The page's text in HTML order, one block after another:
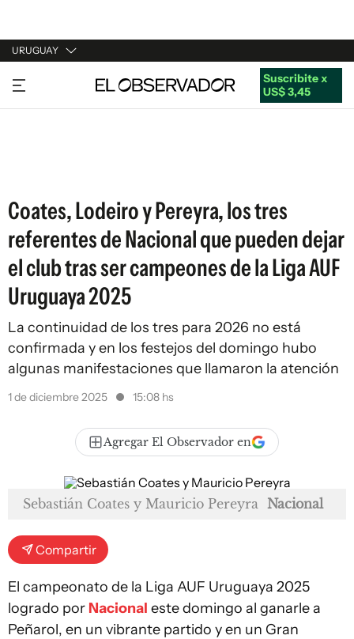
URUGUAY
URUGUAY
ARGENTINA
Suscribite x
US$ 3,45
Coates, Lodeiro y Pereyra, los tres
referentes de Nacional que pueden dejar
el club tras ser campeones de la Liga AUF
Uruguaya 2025
La continuidad de los tres para 2026 no está
confirmada y en los festejos del domingo hubo
algunas manifestaciones que llamaron la atención
1 de diciembre 2025 15:08 hs
Agregar El Observador en
Sebastián Coates y Mauricio Pereyra Nacional
Compartir
El campeonato de la Liga AUF Uruguaya 2025
logrado por Nacional este domingo al ganarle a
Peñarol, en un vibrante partido y en un Gran